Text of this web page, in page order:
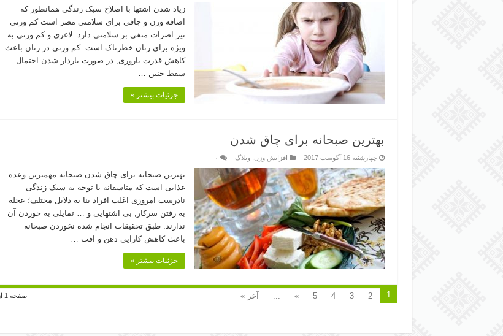
زیاد شدن اشتها با اصلاح سبک زندگی همانطور که
اضافه وزن و چاقی برای سلامتی مضر است کم وزنی
نیز اصرات منفی بر سلامتی دارد. لاغری و کم وزنی به
ویژه برای زنان خطرناک است. کم وزنی در زنان باعث
کاهش قدرت باروری, در صورت باردار شدن احتمال
سقط جنین …
جزئیات بیشتر »
بهترین صبحانه برای چاق شدن
چهارشنبه 16 آگوست 2017 افزایش وزن ,وبلاگ ۰
بهترین صبحانه برای چاق شدن صبحانه مهمترین وعده
غذایی است که متاسفانه با توجه به سبک زندگی
نادرست امروزی اغلب افراد بنا به دلایل مختلف؛ عجله
به رفتن سرکار, بی اشتهایی و … تمایلی به خوردن آن
ندارند. طبق تحقیقات انجام شده نخوردن صبحانه
باعث کاهش کارایی ذهن و افت …
جزئیات بیشتر »
صفحه 1 از 6 1
2
3
4
5
»
... آخر »